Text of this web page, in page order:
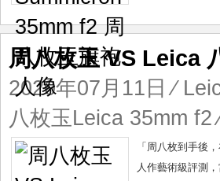
周八枚玉 VS Leica
2020年07月11日 ⁄
八枚玉Leica 35mm f2
「周八枚到手後
人作藝術級評測